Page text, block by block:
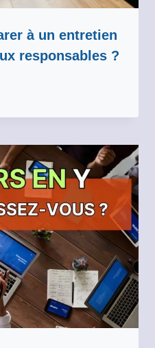
à un entretien
responsables ?